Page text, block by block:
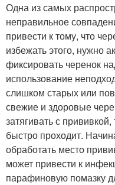
Одна из самых
неправильное
привести к тому, что
избежать этого, нужно
фиксировать черенок
использование
слишком старых или
свежие и здоровые
затягивать с
быстро проходит.
обработать место
может привести к
парафиновую помазку